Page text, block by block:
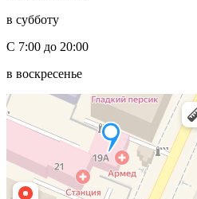
в субботу
С 7:00 до 20:00
в воскресенье